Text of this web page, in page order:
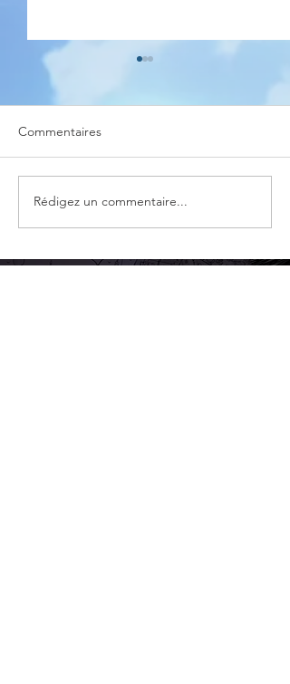
Cours Manga Estampes
Commentaires
Rédigez un commentaire...